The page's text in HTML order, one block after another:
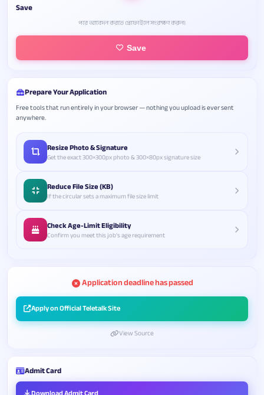
Save
পরে আবেদন করতে প্রোফাইলে সংরক্ষণ করুন।
Save
Prepare Your Application
Free tools that run entirely in your browser — nothing you upload is ever sent
anywhere.
Resize Photo & Signature
Get the exact 300×300px photo & 300×80px signature size
Reduce File Size (KB)
If the circular sets a maximum file size limit
Check Age-Limit Eligibility
Confirm you meet this job's age requirement
Application deadline has passed
Apply on Official Teletalk Site
View Source
Admit Card